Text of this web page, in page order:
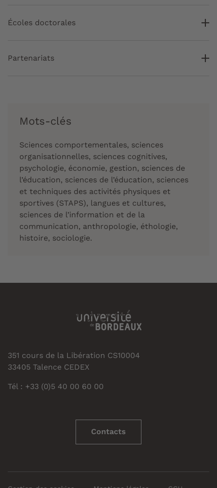
Écoles doctorales
Partenariats
Mots-clés
Sciences comportementales, sciences
organisationnelles, sciences cognitives,
psychologie, économie, gestion, sciences de
l’éducation, sciences de l’éducation, sciences
et techniques des activités physiques et
sportives (STAPS), langues et cultures,
sciences de l’information et de la
communication, anthropologie, éthologie,
histoire, sociologie.
351 cours de la Libération CS10004
33405 Talence CEDEX
Tél : +33 (0)5 40 00 60 00
Contacts